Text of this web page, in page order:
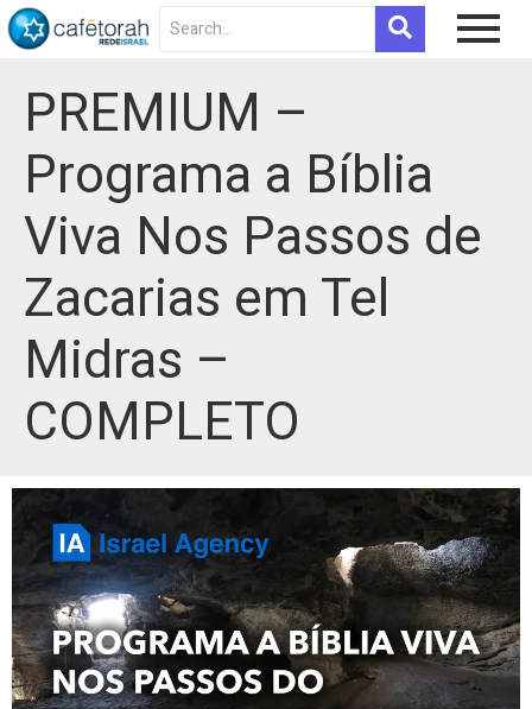
PREMIUM –
Programa a Bíblia
Viva Nos Passos de
Zacarias em Tel
Midras –
COMPLETO